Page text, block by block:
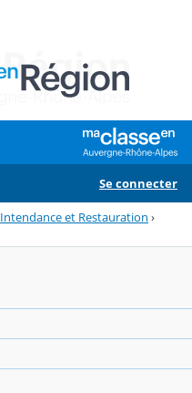
Se connecter
Intendance et Restauration ›